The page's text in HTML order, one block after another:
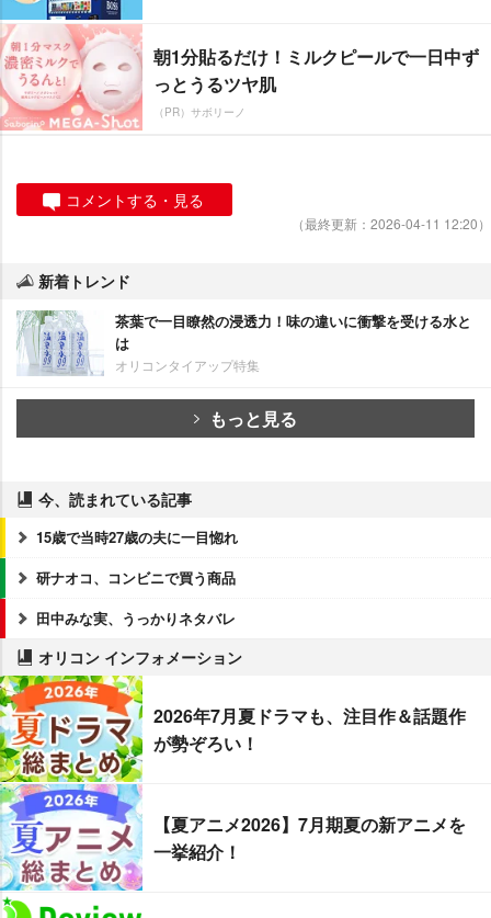
朝1分貼るだけ！ミルクピールで一日中ず
っとうるツヤ肌
（PR）サボリーノ
コメントする・見る
（最終更新：2026-04-11 12:20）
新着トレンド
茶葉で一目瞭然の浸透力！味の違いに衝撃を受ける水と
は
オリコンタイアップ特集
もっと見る
今、読まれている記事
15歳で当時27歳の夫に一目惚れ
研ナオコ、コンビニで買う商品
田中みな実、うっかりネタバレ
オリコン インフォメーション
2026年7月夏ドラマも、注目作＆話題作
が勢ぞろい！
【夏アニメ2026】7月期夏の新アニメを
一挙紹介！